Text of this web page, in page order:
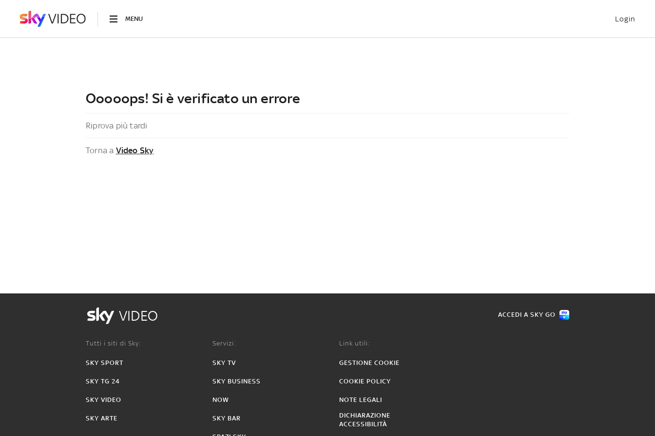
MENU Login
Ooooops! Si è verificato un errore
Riprova più tardi
Torna a Video Sky
VIDEO ACCEDI A SKY GO
Tutti i siti di Sky:
SKY SPORT
SKY TG 24
SKY VIDEO
SKY ARTE
Servizi:
SKY TV
SKY BUSINESS
NOW
SKY BAR
Link utili:
GESTIONE COOKIE
COOKIE POLICY
NOTE LEGALI
DICHIARAZIONE
ACCESSIBILITÀ